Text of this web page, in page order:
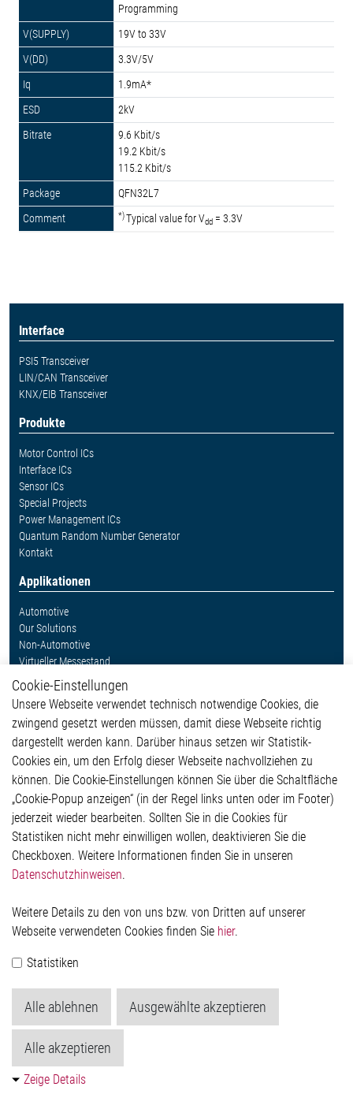
Programming
19V to 33V
3.3V/5V
1.9mA*
2kV
9.6 Kbit/s
19.2 Kbit/s
115.2 Kbit/s
QFN32L7
*)Typical value for Vdd = 3.3V
Interface
PSI5 Transceiver
LIN/CAN Transceiver
KNX/EIB Transceiver
Produkte
Motor Control ICs
Interface ICs
Sensor ICs
Special Projects
Power Management ICs
Quantum Random Number Generator
Kontakt
Applikationen
Automotive
Our Solutions
Non-Automotive
Virtueller Messestand
Weitere Links
Glossar
Kontakt
Hinweisgeberschutzsystem
Impressum
Datenschutzerklärung
Cookie-Popup anzeigen
Elmos Semiconductor SE
Werkstättenstraße 18
Telefon: +49 (0) 2171 / 40 183-0
Handelsregister:
Köln HRB 123561
Cookie-Einstellungen
Unsere Webseite verwendet technisch notwendige Cookies, die
zwingend gesetzt werden müssen, damit diese Webseite richtig
dargestellt werden kann. Darüber hinaus setzen wir Statistik-
Cookies ein, um den Erfolg dieser Webseite nachvollziehen zu
können. Die Cookie-Einstellungen können Sie über die Schaltfläche
„Cookie-Popup anzeigen“ (in der Regel links unten oder im Footer)
jederzeit wieder bearbeiten. Sollten Sie in die Cookies für
Statistiken nicht mehr einwilligen wollen, deaktivieren Sie die
Checkboxen. Weitere Informationen finden Sie in unseren
Datenschutzhinweisen.
Weitere Details zu den von uns bzw. von Dritten auf unserer
Webseite verwendeten Cookies finden Sie hier.
Statistiken
Alle ablehnen Ausgewählte akzeptieren
Alle akzeptieren
Zeige Details